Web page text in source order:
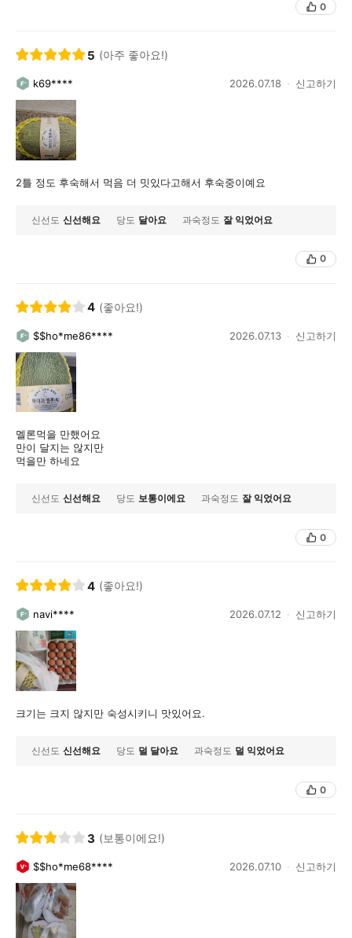
0
5 (아주 좋아요!)
k69**** 2026.07.18 신고하기
2틀 정도 후숙해서 먹음 더 밋있다고해서 후숙중이예요
신선도 신선해요 당도 달아요 과숙정도 잘 익었어요
0
4 (좋아요!)
$$ho*me86**** 2026.07.13 신고하기
멜론먹을 만했어요
만이 달지는 않지만
먹을만 하네요
신선도 신선해요 당도 보통이에요 과숙정도 잘 익었어요
0
4 (좋아요!)
navi**** 2026.07.12 신고하기
크기는 크지 않지만 숙성시키니 맛있어요.
신선도 신선해요 당도 덜 달아요 과숙정도 덜 익었어요
0
3 (보통이에요!)
$$ho*me68**** 2026.07.10 신고하기